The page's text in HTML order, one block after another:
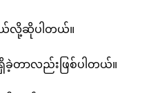
ယ်လို့ဆိုပါတယ်။
ခဲ့တာလည်းဖြစ်ပါတယ်။